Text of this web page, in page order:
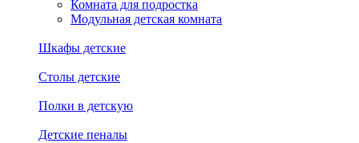
Комната для подростка
Модульная детская комната
Шкафы детские
Столы детские
Полки в детскую
Детские пеналы